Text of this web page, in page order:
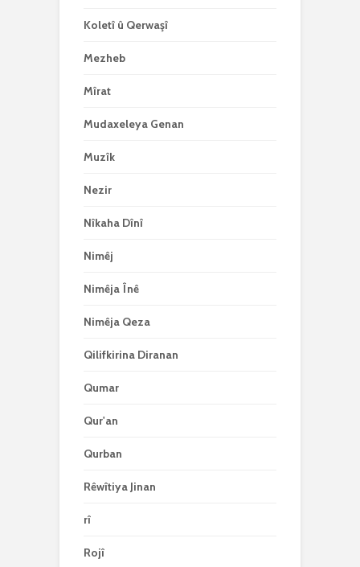
Koletî û Qerwaşî
Mezheb
Mîrat
Mudaxeleya Genan
Muzîk
Nezir
Nîkaha Dînî
Nimêj
Nimêja Înê
Nimêja Qeza
Qilifkirina Diranan
Qumar
Qur'an
Qurban
Rêwîtiya Jinan
rî
Rojî